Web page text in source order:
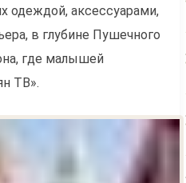
одеждой, аксессуарами,
в глубине Пушечного
где малышей
ТВ».